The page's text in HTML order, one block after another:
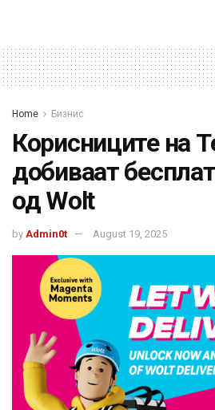
Home Бизнис
Корисниците на
добиваат
од Wolt
by Admin0t August 19, 2025